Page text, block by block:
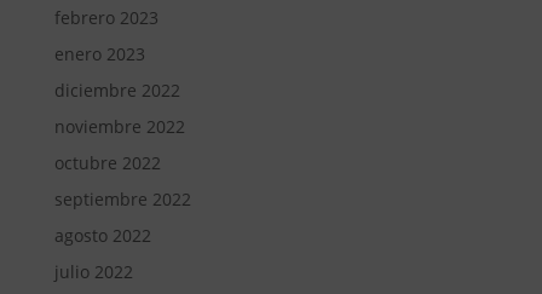
febrero 2023
enero 2023
diciembre 2022
noviembre 2022
octubre 2022
septiembre 2022
agosto 2022
julio 2022